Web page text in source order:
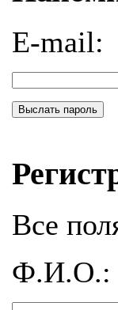
E-mail:
Выслать пароль
Все
Ф.И.О.: